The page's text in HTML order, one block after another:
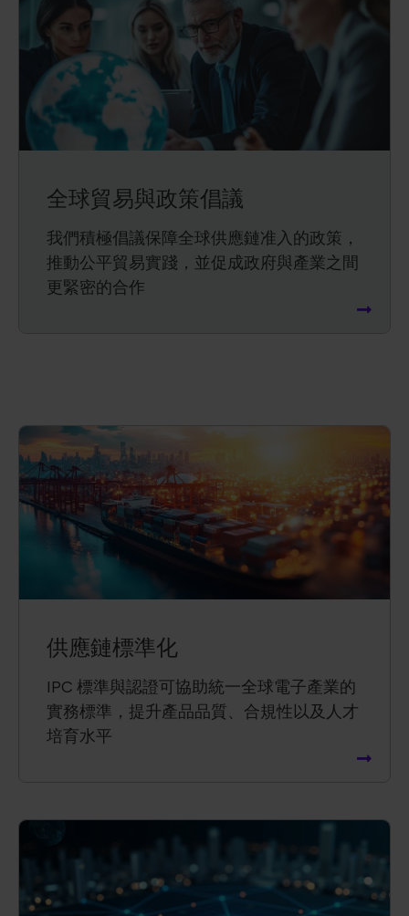
全球貿易與政策倡議
我們積極倡議保障全球供應鏈准入的政策，
推動公平貿易實踐，並促成政府與產業之間
更緊密的合作
供應鏈標準化
IPC 標準與認證可協助統一全球電子產業的
實務標準，提升產品品質、合規性以及人才
培育水平